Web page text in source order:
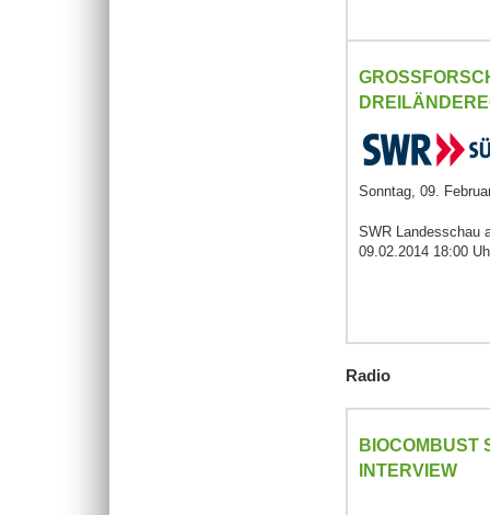
Sonntag, 09.
SWR Landesschau
09.02.2014 18:00
Radio
BIOCOMBUST
INTERVIEW